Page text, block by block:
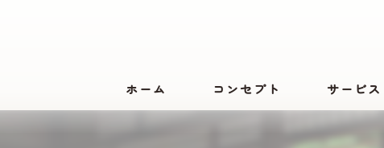
ホーム コンセプト サービス